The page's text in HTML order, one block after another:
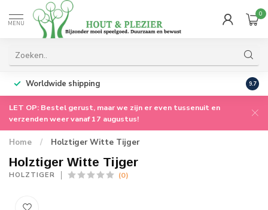
MENU
0
Worldwide shipping 9.7
LET OP: Bestel gerust, maar we zijn er even tussenuit en
verzenden weer vanaf 17 augustus!
Home / Holztiger Witte Tijger
Holztiger Witte Tijger
HOLZTIGER (0)